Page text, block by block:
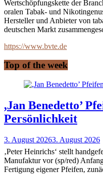
Wertschöpfungskette der
oralen Tabak- und
Hersteller und Anbieter von
deutschen Markt
https://www.bvte.de
Top of the week
,Jan Benedetto’
Persönlichkeit
3. August 20263. August 2026
‚Peter Heinrichs‘ stellt
Manufaktur vor (sp/red)
Fertigung eigener Pfeifen,